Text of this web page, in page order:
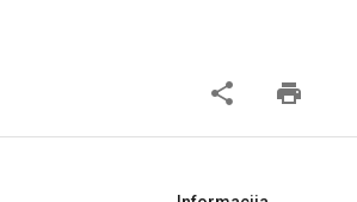
share print